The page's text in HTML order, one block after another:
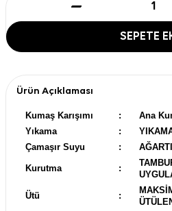
SEPETE
Ürün Açıklaması
Kumaş Karışımı :
Ana
Yıkama
:
Çamaşır Suyu
:
Kurutma :
Ütü :